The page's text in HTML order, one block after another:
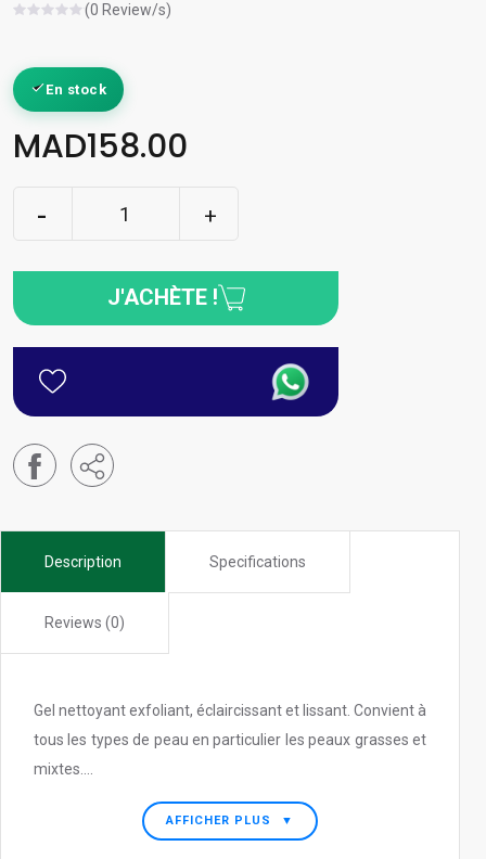
(0 Review/s)
En stock
MAD158.00
J'ACHÈTE !
Description Specifications
Reviews (0)
Gel nettoyant exfoliant, éclaircissant et lissant. Convient à
tous les types de peau en particulier les peaux grasses et
mixtes....
AFFICHER PLUS ▼